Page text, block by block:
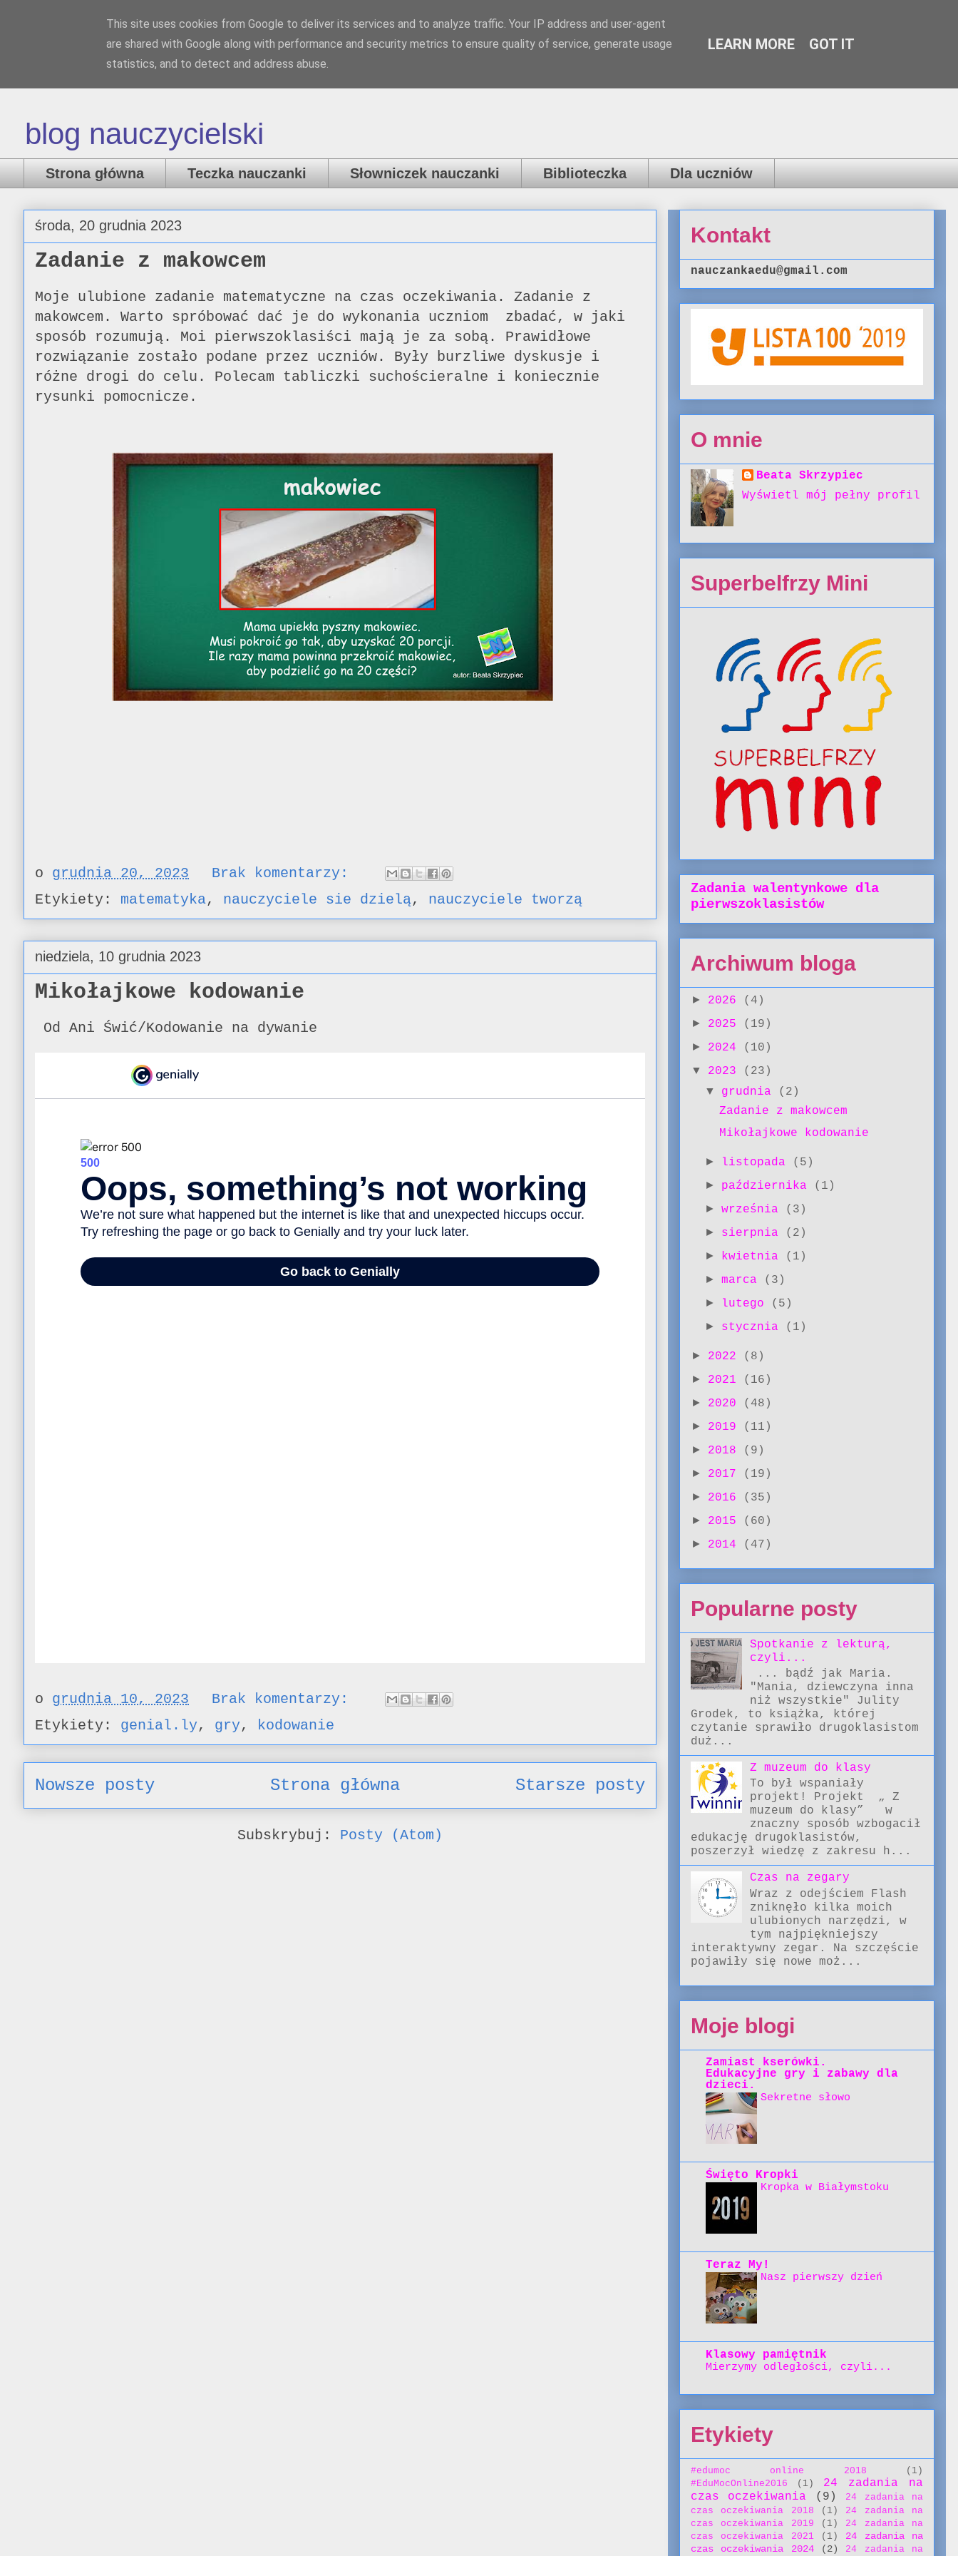
Nauczanka
blog nauczycielski
Strona główna Teczka nauczanki Słowniczek nauczanki Biblioteczka Dla uczniów
środa, 20 grudnia 2023
Zadanie z makowcem
Moje ulubione zadanie matematyczne na czas oczekiwania. Zadanie z
makowcem. Warto spróbować dać je do wykonania uczniom zbadać, w jaki
sposób rozumują. Moi pierwszoklasiści mają je za sobą. Prawidłowe
rozwiązanie zostało podane przez uczniów. Były burzliwe dyskusje i
różne drogi do celu. Polecam tabliczki suchościeralne i koniecznie
rysunki pomocnicze.
o grudnia 20, 2023
Brak komentarzy:
Etykiety: matematyka, nauczyciele sie dzielą, nauczyciele tworzą
niedziela, 10 grudnia 2023
Mikołajkowe kodowanie
Od Ani Świć/Kodowanie na dywanie
o grudnia 10, 2023
Brak komentarzy:
Etykiety: genial.ly, gry, kodowanie
Nowsze posty Starsze posty
Strona główna
Subskrybuj: Posty (Atom)
Kontakt
nauczankaedu@gmail.com
O mnie
Beata Skrzypiec
Wyświetl mój pełny profil
Superbelfrzy Mini
Zadania walentynkowe dla
pierwszoklasistów
Archiwum bloga
► 2026 (4)
► 2025 (19)
► 2024 (10)
▼ 2023 (23)
▼ grudnia
(2)
Zadanie z makowcem
Mikołajkowe kodowanie
► listopada (5)
► października (1)
►września (3)
► sierpnia (2)
► kwietnia (1)
►marca (3)
► lutego (5)
► stycznia (1)
► 2022 (8)
► 2021 (16)
► 2020 (48)
► 2019 (11)
► 2018 (9)
► 2017 (19)
► 2016 (35)
► 2015 (60)
► 2014 (47)
Popularne posty
Spotkanie z lekturą,
czyli...
... bądź jak Maria.
"Mania, dziewczyna inna
niż wszystkie" Julity
Grodek, to książka, której
czytanie sprawiło drugoklasistom
duż...
Z muzeum do klasy
To był wspaniały
projekt! Projekt „ Z
muzeum do klasy” w
znaczny sposób wzbogacił
edukację drugoklasistów,
poszerzył wiedzę z zakresu h...
Czas na zegary
Wraz z odejściem Flash
zniknęło kilka moich
ulubionych narzędzi, w
tym najpiękniejszy
interaktywny zegar. Na szczęście
pojawiły się nowe moż...
Moje blogi
Zamiast kserówki.
Edukacyjne gry i zabawy dla
dzieci.
Sekretne słowo
Święto Kropki
Kropka w Białymstoku
Teraz My!
Nasz pierwszy dzień
Klasowy pamiętnik
Mierzymy odległości, czyli...
Etykiety
#edumoc online 2018
(1)
#EduMocOnline2016
(1)
24 zadania na
czas oczekiwania
(9)
24 zadania na
czas oczekiwania 2018
(1)
24 zadania na
czas oczekiwania 2019
(1)
24 zadania na
czas oczekiwania 2021
(1)
24 zadania na
czas oczekiwania 2024
(2) 24 zadania na
This site uses cookies from Google to deliver its services and to analyze traffic. Your IP address and user-agent
are shared with Google along with performance and security metrics to ensure quality of service, generate usage
statistics, and to detect and address abuse.
LEARN MORE GOT IT